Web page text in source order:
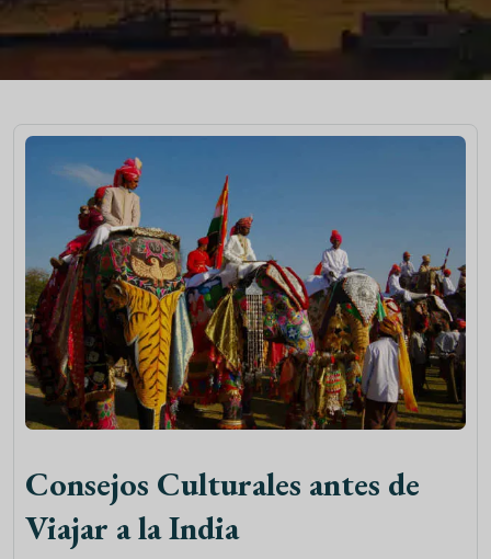
Consejos Culturales antes de
Viajar a la India